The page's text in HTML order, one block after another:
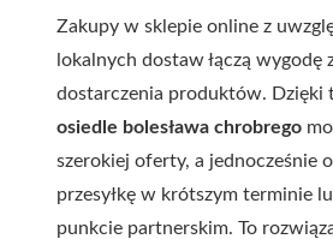
Zakupy w sklepie online z
lokalnych dostaw łączą wygodę
dostarczenia produktów. Dzięki
osiedle bolesława chrobrego
szerokiej oferty, a jednocześnie
przesyłkę w krótszym terminie
punkcie partnerskim. To